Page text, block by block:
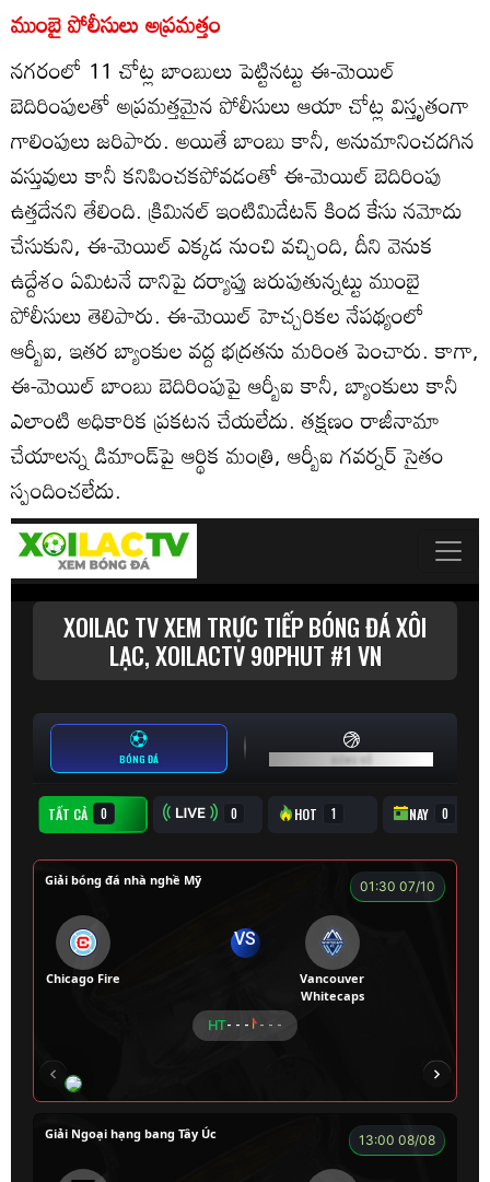
ముంబై పోలీసులు అప్రమత్తం
నగరంలో 11 చోట్ల బాంబులు పెట్టినట్టు ఈ-మెయిల్
బెదిరింపులతో అప్రమత్తమైన పోలీసులు ఆయా చోట్ల విస్తృతంగా
గాలింపులు జరిపారు. అయితే బాంబు కానీ, అనుమానించదగిన
వస్తువులు కానీ కనిపించకపోవడంతో ఈ-మెయిల్ బెదిరింపు
ఉత్తదేనని తేలింది. క్రిమినల్ ఇంటిమిడేటన్ కింద కేసు నమోదు
చేసుకుని, ఈ-మెయిల్ ఎక్కడ నుంచి వచ్చింది, దీని వెనుక
ఉద్దేశం ఏమిటనే దానిపై దర్యాప్తు జరుపుతున్నట్టు ముంబై
పోలీసులు తెలిపారు. ఈ-మెయిల్ హెచ్చరికల నేపథ్యంలో
ఆర్బీఐ, ఇతర బ్యాంకుల వద్ద భద్రతను మరింత పెంచారు. కాగా,
ఈ-మెయిల్ బాంబు బెదిరింపుపై ఆర్బీఐ కానీ, బ్యాంకులు కానీ
ఎలాంటి అధికారిక ప్రకటన చేయలేదు. తక్షణం రాజీనామా
చేయాలన్న డిమాండ్‌పై ఆర్థిక మంత్రి, ఆర్బీఐ గవర్నర్ సైతం
స్పందించలేదు.